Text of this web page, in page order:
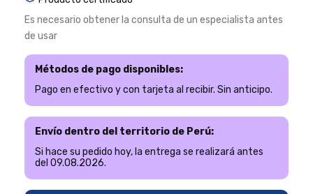
Es necesario obtener la consulta de un especialista antes
de usar
Métodos de pago disponibles:
Pago en efectivo y con tarjeta al recibir. Sin anticipo.
Envío dentro del territorio de Perú:
Si hace su pedido hoy, la entrega se realizará antes
del 09.08.2026.